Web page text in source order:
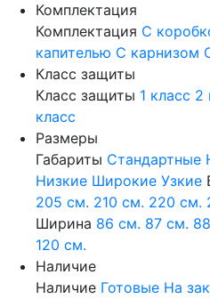
Комплектация
Комплектация С
капителью С карнизом
Класс защиты
Класс защиты 1 класс 2
класс
Размеры
Габариты Стандартные
Низкие Широкие Узкие
205 см. 210 см. 220 см.
Ширина 86 см. 87 см.
120 см.
Наличие
Наличие Готовые На